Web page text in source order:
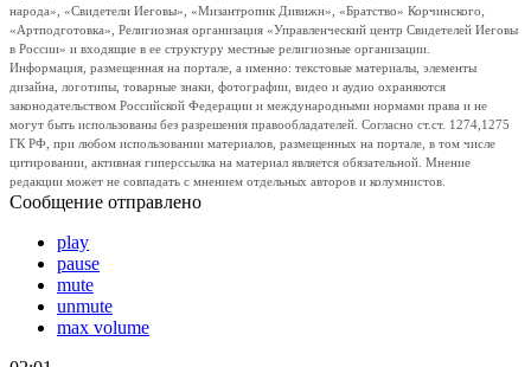
народа», «Свидетели Иеговы», «Мизантропик Дивижн», «Братство» Корчинского,
«Артподготовка», Религиозная организация «Управленческий центр Свидетелей Иеговы
в России» и входящие в ее структуру местные религиозные организации.
Информация, размещенная на портале, а именно: текстовые материалы, элементы
дизайна, логотипы, товарные знаки, фотографии, видео и аудио охраняются
законодательством Российской Федерации и международными нормами права и не
могут быть использованы без разрешения правообладателей. Согласно ст.ст. 1274,1275
ГК РФ, при любом использовании материалов, размещенных на портале, в том числе
цитировании, активная гиперссылка на материал является обязательной. Мнение
редакции может не совпадать с мнением отдельных авторов и колумнистов.
Сообщение отправлено
play
pause
mute
unmute
max volume